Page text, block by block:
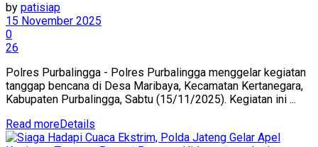
by patisiap
15 November 2025
0
26
Polres Purbalingga - Polres Purbalingga menggelar kegiatan
tanggap bencana di Desa Maribaya, Kecamatan Kertanegara,
Kabupaten Purbalingga, Sabtu (15/11/2025). Kegiatan ini ...
Read moreDetails